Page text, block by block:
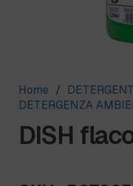
Home /
DETERGENZA
DISH